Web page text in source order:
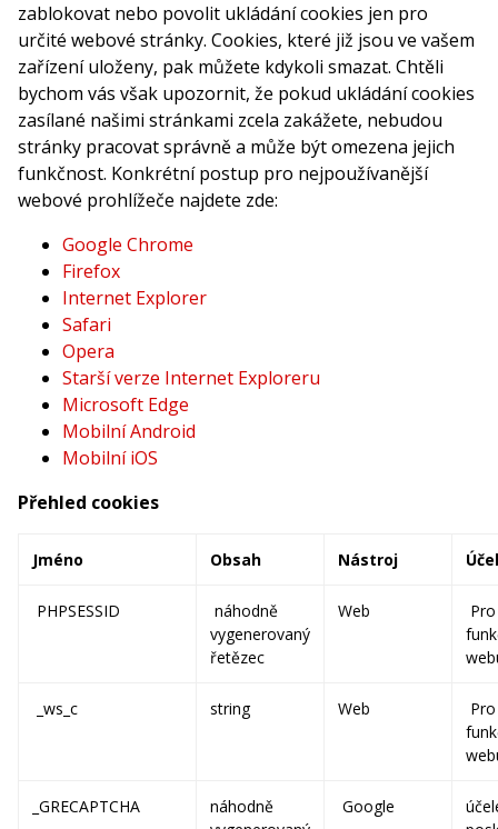
zablokovat nebo povolit ukládání cookies jen pro
určité webové stránky. Cookies, které již jsou ve vašem
zařízení uloženy, pak můžete kdykoli smazat. Chtěli
bychom vás však upozornit, že pokud ukládání cookies
zasílané našimi stránkami zcela zakážete, nebudou
stránky pracovat správně a může být omezena jejich
funkčnost. Konkrétní postup pro nejpoužívanější
webové prohlížeče najdete zde:
Google Chrome
Firefox
Internet Explorer
Safari
Opera
Starší verze Internet Exploreru
Microsoft Edge
Mobilní Android
Mobilní iOS
Přehled cookies
Jméno Obsah Nástroj Účel
PHPSESSID
náhodně
vygenerovaný
řetězec
Web
_ws_c string Web
_GRECAPTCHA
náhodně
Google